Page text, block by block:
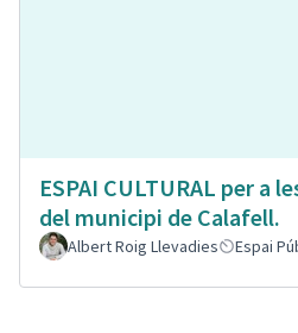
ESPAI CULTURAL per a
del municipi de Calafell.
Albert Roig Llevadies Espai